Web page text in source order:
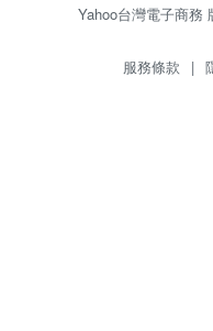
Yahoo台灣電子商務
服務條款 |